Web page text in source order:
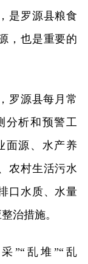
是罗源县粮食
，也是重要的
罗源县每月常
分析和预警工
面源、水产养
农村生活污水
口水质、水量
治措施。
”“乱堆”“乱